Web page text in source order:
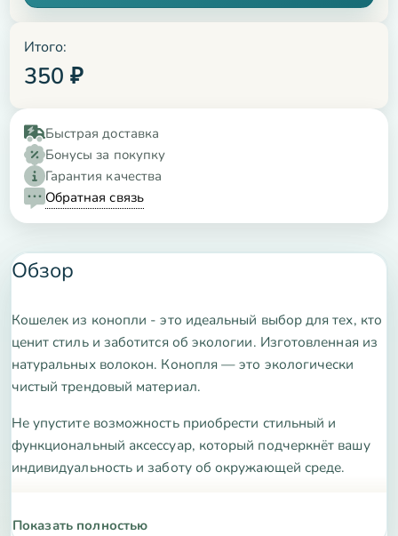
Итого:
350 ₽
Быстрая доставка
Бонусы за покупку
Гарантия качества
Обратная связь
Обзор
Кошелек из конопли - это идеальный выбор для тех, кто
ценит стиль и заботится об экологии. Изготовленная из
натуральных волокон. Конопля — это экологически
чистый трендовый материал.
Не упустите возможность приобрести стильный и
функциональный аксессуар, который подчеркнёт вашу
индивидуальность и заботу об окружающей среде.
Показать полностью